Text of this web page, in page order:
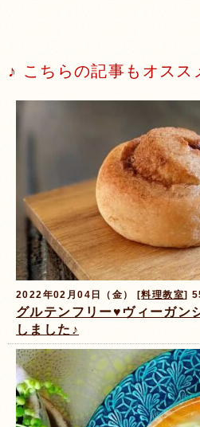
♪ こちらの記事もオスス
2022年02月04日（金） [料理教室]
グルテンフリー♥️ヴィーガン
しました♪